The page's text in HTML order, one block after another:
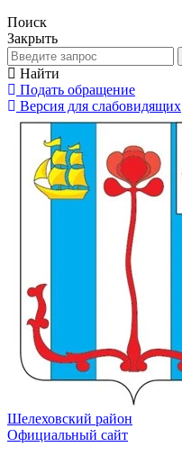
Поиск
Закрыть
Найти
Подать обращение
Версия для слабовидящих
Шелеховский район
Официальный сайт